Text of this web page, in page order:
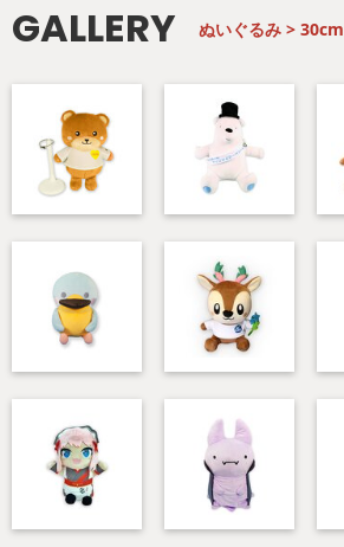
GALLERY ぬいぐるみ > 30cm